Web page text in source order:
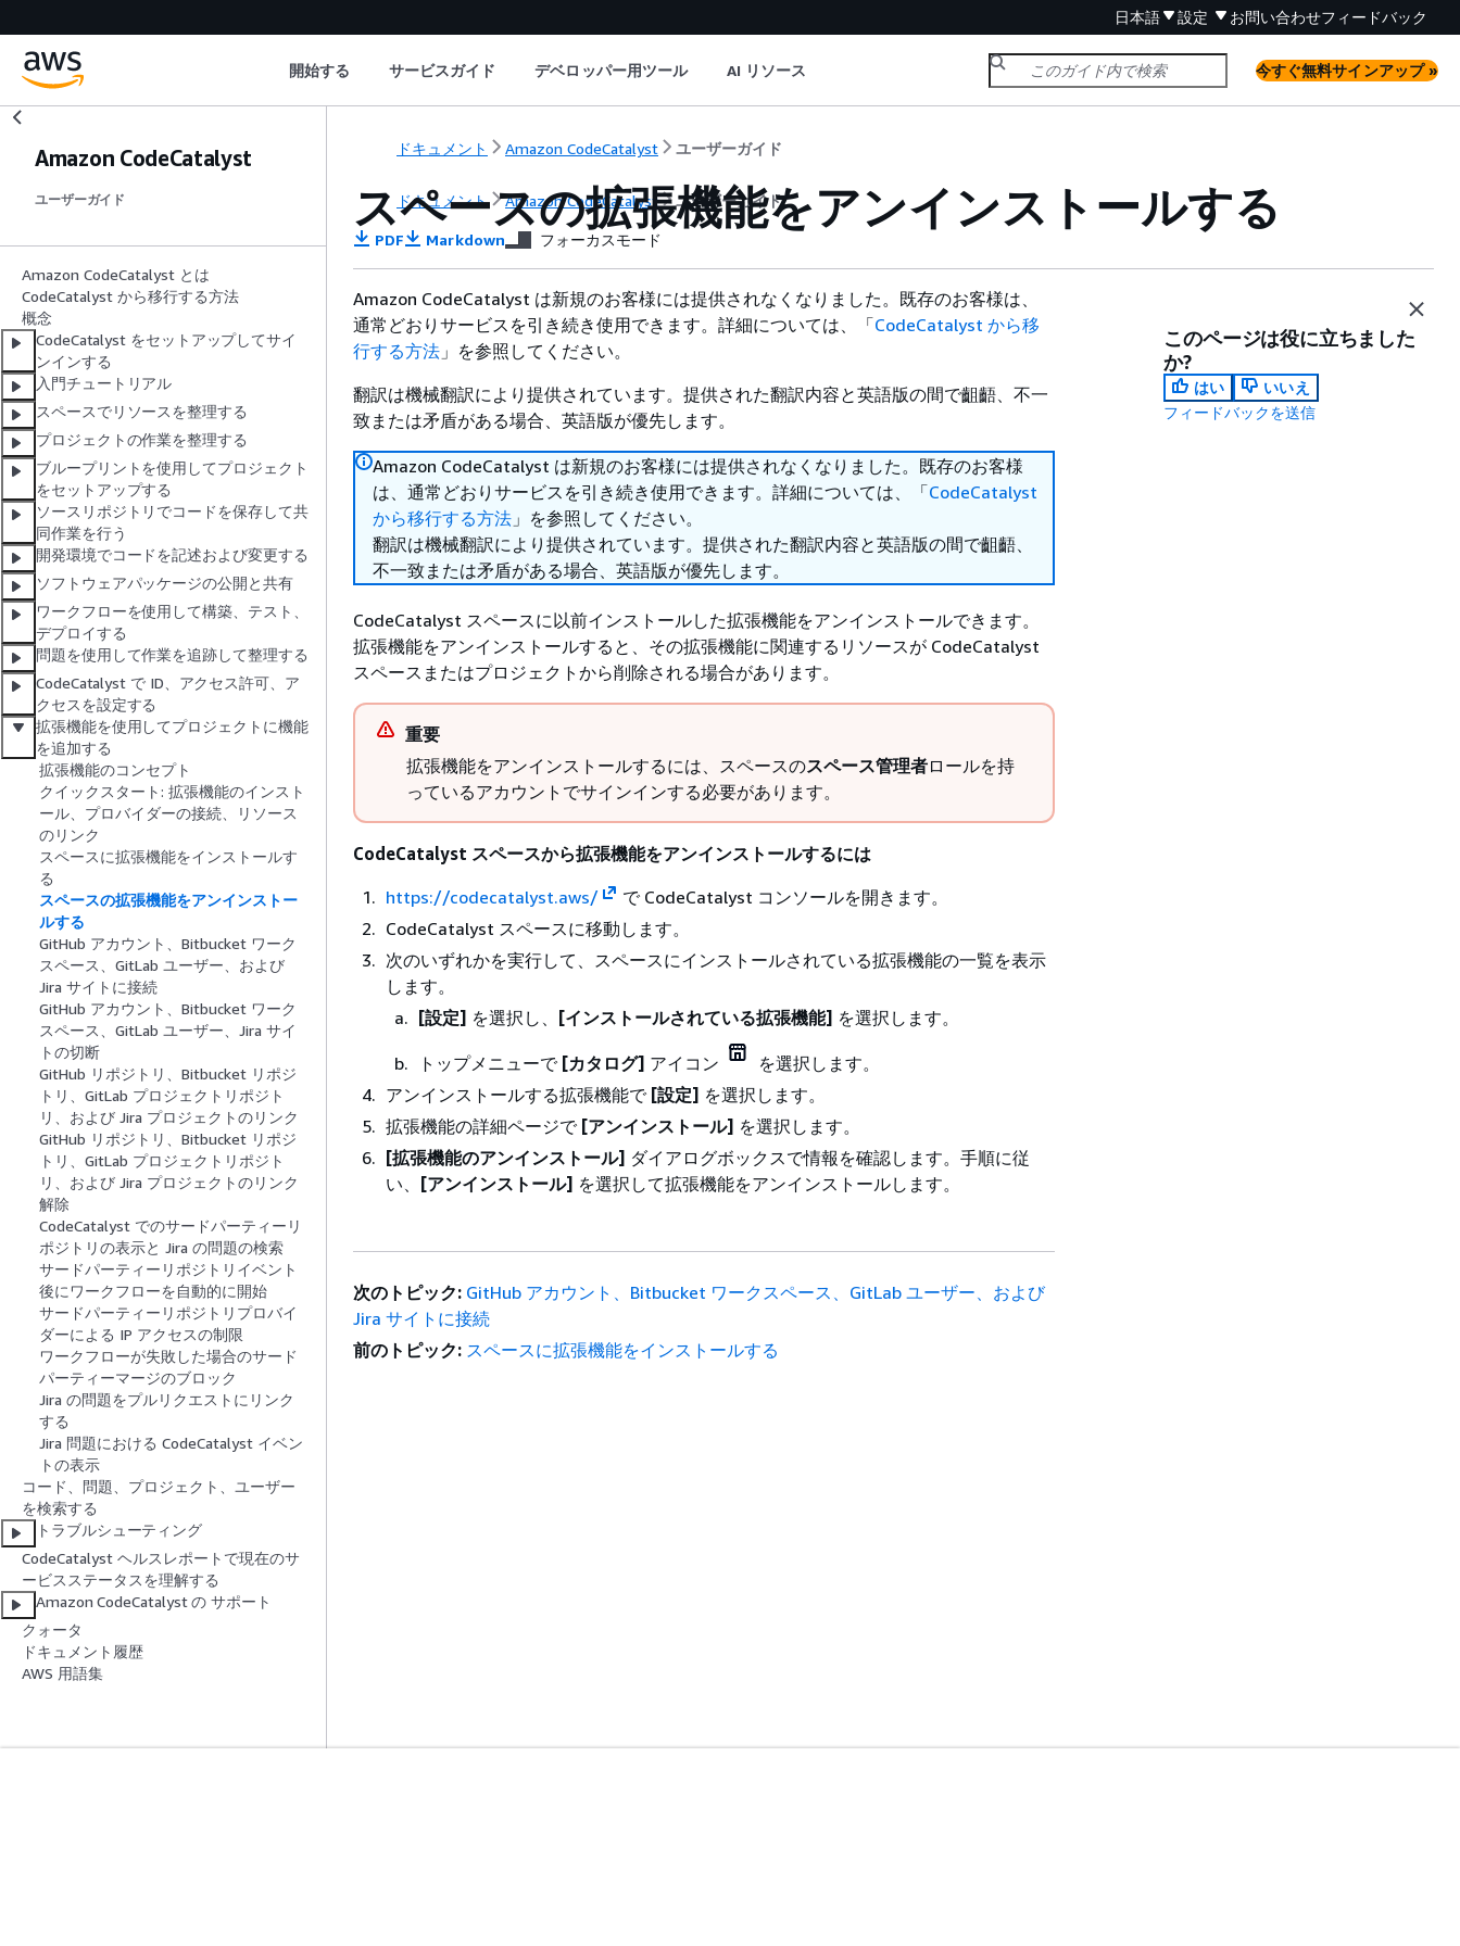
日本語 設定 お問い合わせフィードバック
開始する サービスガイド デベロッパー用ツール AI リソース 今すぐ無料サインアップ »
Amazon CodeCatalyst
ユーザーガイド
Amazon CodeCatalyst とは
CodeCatalyst から移行する方法
概念
CodeCatalyst をセットアップしてサイ
ンインする
入門チュートリアル
スペースでリソースを整理する
プロジェクトの作業を整理する
ブループリントを使用してプロジェクト
をセットアップする
ソースリポジトリでコードを保存して共
同作業を行う
開発環境でコードを記述および変更する
ソフトウェアパッケージの公開と共有
ワークフローを使用して構築、テスト、
デプロイする
問題を使用して作業を追跡して整理する
CodeCatalyst で ID、アクセス許可、ア
クセスを設定する
拡張機能を使用してプロジェクトに機能
を追加する
拡張機能のコンセプト
クイックスタート: 拡張機能のインスト
ール、プロバイダーの接続、リソース
のリンク
スペースに拡張機能をインストールす
る
スペースの拡張機能をアンインストー
ルする
GitHub アカウント、Bitbucket ワーク
スペース、GitLab ユーザー、および
Jira サイトに接続
GitHub アカウント、Bitbucket ワーク
スペース、GitLab ユーザー、Jira サイ
トの切断
GitHub リポジトリ、Bitbucket リポジ
トリ、GitLab プロジェクトリポジト
リ、および Jira プロジェクトのリンク
GitHub リポジトリ、Bitbucket リポジ
トリ、GitLab プロジェクトリポジト
リ、および Jira プロジェクトのリンク
解除
CodeCatalyst でのサードパーティーリ
ポジトリの表示と Jira の問題の検索
サードパーティーリポジトリイベント
後にワークフローを自動的に開始
サードパーティーリポジトリプロバイ
ダーによる IP アクセスの制限
ワークフローが失敗した場合のサード
パーティーマージのブロック
Jira の問題をプルリクエストにリンク
する
Jira 問題における CodeCatalyst イベン
トの表示
コード、問題、プロジェクト、ユーザー
を検索する
トラブルシューティング
CodeCatalyst ヘルスレポートで現在のサ
ービスステータスを理解する
Amazon CodeCatalyst の サポート
クォータ
ドキュメント履歴
AWS 用語集
ドキュメント Amazon CodeCatalyst ユーザーガイド
ドキュメント Amazon CodeCatalyst ユーザーガイド
スペースの拡張機能をアンインストールする
PDF Markdown フォーカスモード
Amazon CodeCatalyst は新規のお客様には提供されなくなりました。既存のお客様は、
通常どおりサービスを引き続き使用できます。詳細については、「CodeCatalyst から移
行する方法 」を参照してください。
翻訳は機械翻訳により提供されています。提供された翻訳内容と英語版の間で齟齬、不一
致または矛盾がある場合、英語版が優先します。
Amazon CodeCatalyst は新規のお客様には提供されなくなりました。既存のお客様
は、通常どおりサービスを引き続き使用できます。詳細については、「CodeCatalyst
から移行する方法 」を参照してください。
翻訳は機械翻訳により提供されています。提供された翻訳内容と英語版の間で齟齬、
不一致または矛盾がある場合、英語版が優先します。
CodeCatalyst スペースに以前インストールした拡張機能をアンインストールできます。
拡張機能をアンインストールすると、その拡張機能に関連するリソースが CodeCatalyst
スペースまたはプロジェクトから削除される場合があります。
重要
拡張機能をアンインストールするには、スペースのスペース管理者ロールを持
っているアカウントでサインインする必要があります。
CodeCatalyst スペースから拡張機能をアンインストールするには
https://codecatalyst.aws/
で CodeCatalyst コンソールを開きます。
CodeCatalyst スペースに移動します。
次のいずれかを実行して、スペースにインストールされている拡張機能の一覧を表示
します。
[設定] を選択し、 [インストールされている拡張機能] を選択します。
トップメニューで [カタログ] アイコン
を選択します。
アンインストールする拡張機能で [設定] を選択します。
拡張機能の詳細ページで [アンインストール] を選択します。
[拡張機能のアンインストール] ダイアログボックスで情報を確認します。手順に従
い、
[アンインストール] を選択して拡張機能をアンインストールします。
このページは役に立ちました
か?
はい
いいえ
フィードバックを送信
次のトピック: GitHub アカウント、Bitbucket ワークスペース、GitLab ユーザー、および
Jira サイトに接続
前のトピック: スペースに拡張機能をインストールする